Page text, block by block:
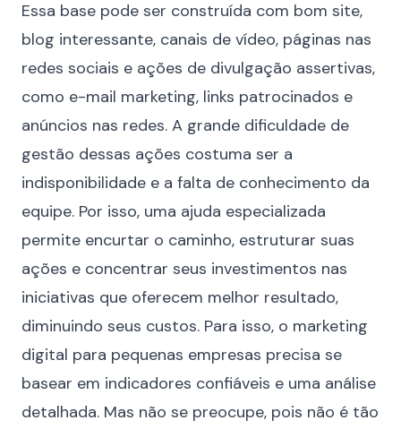
Essa base pode ser construída com bom site,
blog interessante, canais de vídeo, páginas nas
redes sociais e ações de divulgação assertivas,
como e-mail marketing, links patrocinados e
anúncios nas redes. A grande dificuldade de
gestão dessas ações costuma ser a
indisponibilidade e a falta de conhecimento da
equipe. Por isso, uma ajuda especializada
permite encurtar o caminho, estruturar suas
ações e concentrar seus investimentos nas
iniciativas que oferecem melhor resultado,
diminuindo seus custos. Para isso, o marketing
digital para pequenas empresas precisa se
basear em indicadores confiáveis e uma análise
detalhada. Mas não se preocupe, pois não é tão